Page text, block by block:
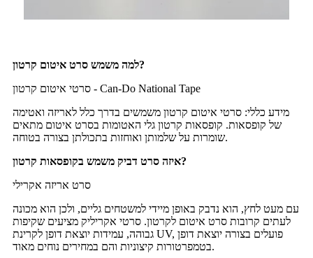
למה משמש סרט איטום קרטון?
סרטי איטום קרטון - Can-Do National Tape
מידע כללי: סרטי איטום קרטון משמשים בדרך כלל לאריזה ואטימה
של קופסאות. קופסאות קרטון גלי האטומות בסרט איטום מתאים
שומרות על שלמותן ואוחזות בתכולתן בצורה בטוחה.
איזה סרט דביק משמש בקופסאות קרטון?
סרט אריזה אקרילי
עם מעט לחץ, הוא נדבק באופן מיידי למשטחים גליים, ולכן הוא מכונה
לעתים קרובות סרט איטום לקרטון. סרטי אקריליק מציעים שקיפות
גבוהה, עמידות יוצאת דופן לקרינת UV, פועלים בצורה יוצאת דופן
בטמפרטורות קיצוניות והם במחירים נוחים מאוד.